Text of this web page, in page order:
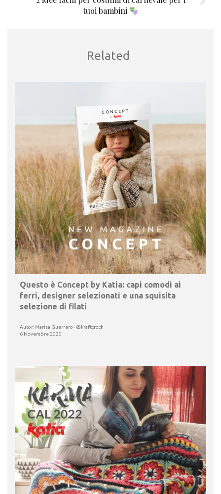
tuoi bambini
Related
Questo è Concept by Katia: capi comodi ai
ferri, designer selezionati e una squisita
selezione di filati
Autor: Marisa Guerrero · @kraftcroch
6 Novembre 2020